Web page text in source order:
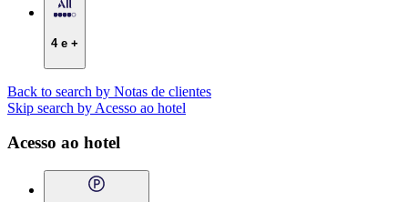
4 e +
Back to search by Notas de clientes
Skip search by Acesso ao hotel
Acesso ao hotel